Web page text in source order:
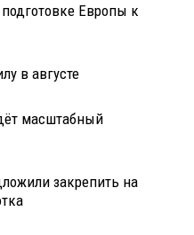
Европы к
в августе
масштабный
закрепить на